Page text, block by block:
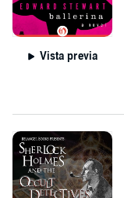
Vista previa